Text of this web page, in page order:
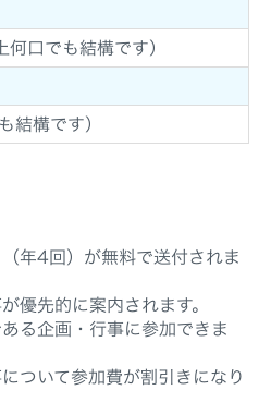
口でも結構です）
結構です）
年4回）が無料で送付されま
優先的に案内されます。
る企画・行事に参加できま
ついて参加費が割引きになり